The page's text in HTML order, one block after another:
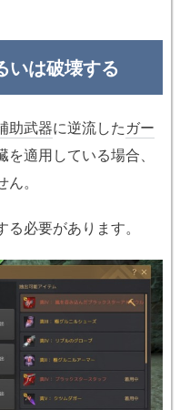
いは破壊する
助武器に逆流したガー
を適用している場合、
。
必要があります。